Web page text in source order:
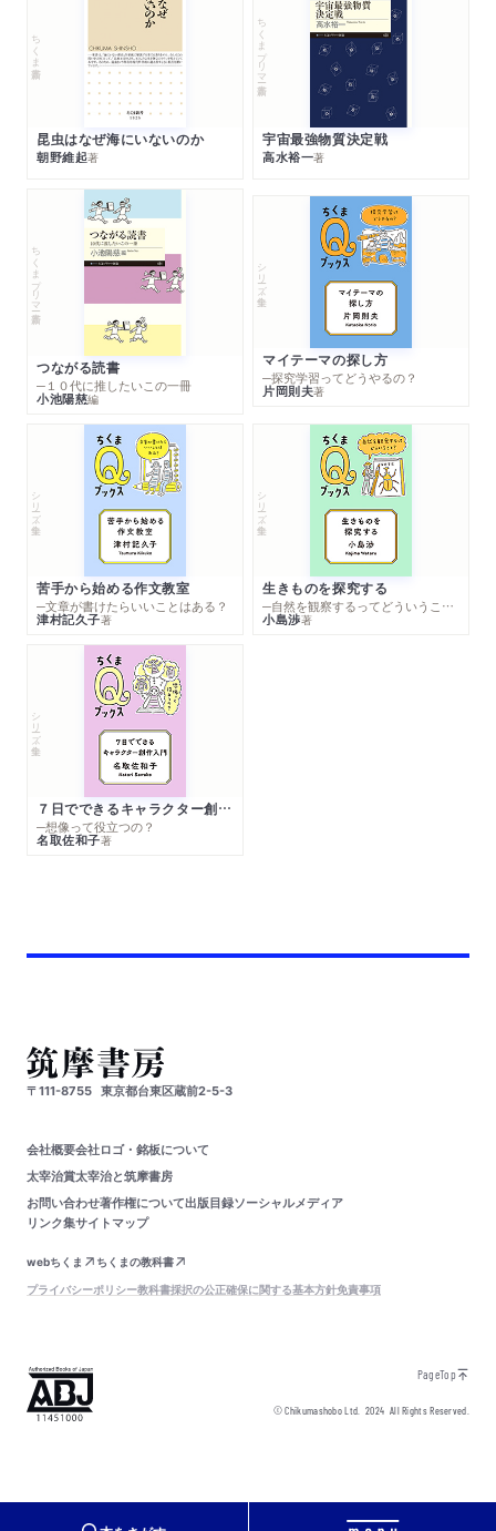
ちくま新書
昆虫はなぜ海にいないのか
朝野維起著
ちくまプリマー新書
宇宙最強物質決定戦
高水裕一著
ちくまプリマー新書
つながる読書
─１０代に推したいこの一冊
小池陽慈編
シリーズ・全集
マイテーマの探し方
─探究学習ってどうやるの？
片岡則夫著
シリーズ・全集
苦手から始める作文教室
─文章が書けたらいいことはある？
津村記久子著
シリーズ・全集
生きものを探究する
─自然を観察するってどういうこと？
小島渉著
シリーズ・全集
７日でできるキャラクター創作入門
─想像って役立つの？
名取佐和子著
〒111-8755 東京都台東区蔵前2-5-3
会社概要会社ロゴ・銘板について
太宰治賞太宰治と筑摩書房
お問い合わせ著作権について出版目録ソーシャルメディア
リンク集サイトマップ
webちくま
ちくまの教科書
プライバシーポリシー教科書採択の公正確保に関する基本方針免責事項
PageTop
© Chikumashobo Ltd.2024 All Rights Reserved.